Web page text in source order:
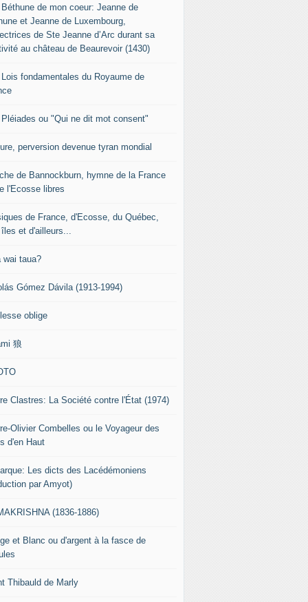
de mon coeur: Jeanne de
et Jeanne de Luxembourg,
de Ste Jeanne d’Arc durant sa
au château de Beaurevoir (1430)
fondamentales du Royaume de
Pléiades ou "Qui ne dit mot consent"
perversion devenue tyran mondial
de Bannockburn, hymne de la France
l'Ecosse libres
de France, d'Ecosse, du Québec,
et d'ailleurs...
wai taua?
Gómez Dávila (1913-1994)
oblige
狼
Clastres: La Société contre l'État (1974)
Olivier Combelles ou le Voyageur des
d'en Haut
Les dicts des Lacédémoniens
par Amyot)
(1836-1886)
et Blanc ou d'argent à la fasce de
Thibauld de Marly